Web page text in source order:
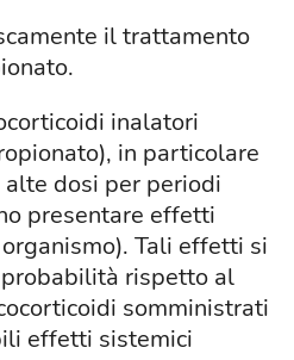
il trattamento
inalatori
in particolare
dosi per periodi
presentare effetti
Tali effetti si
rispetto al
somministrati
effetti sistemici